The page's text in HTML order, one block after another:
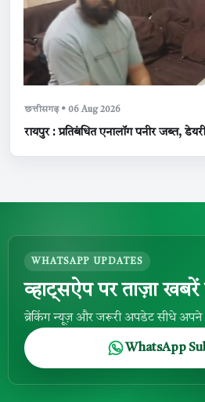
छत्तीसगढ़ • 06 Aug 2026
रायपुर : प्रतिबंधित एनालॉग पनीर जब्त,
WHATSAPP UPDATES
व्हाट्सऐप पर ताज़ा खबरें
ब्रेकिंग न्यूज़ और जरूरी अपडेट सीधे
WhatsApp